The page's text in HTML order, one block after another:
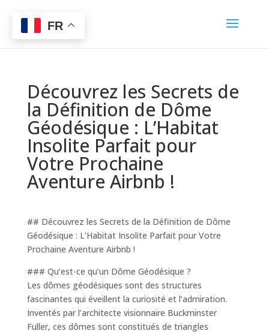
Découvrez les Secrets de
la Définition de Dôme
Géodésique : L’Habitat
Insolite Parfait pour
Votre Prochaine
Aventure Airbnb !
## Découvrez les Secrets de la Définition de Dôme
Géodésique : L’Habitat Insolite Parfait pour Votre
Prochaine Aventure Airbnb !
### Qu’est-ce qu’un Dôme Géodésique ?
Les dômes géodésiques sont des structures
fascinantes qui éveillent la curiosité et l’admiration.
Inventés par l’architecte visionnaire Buckminster
Fuller, ces dômes sont constitués de triangles
FR